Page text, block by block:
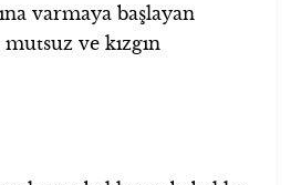
varmaya başlayan
ve kızgın